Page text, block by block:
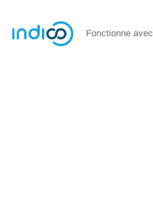
Fonctionne avec